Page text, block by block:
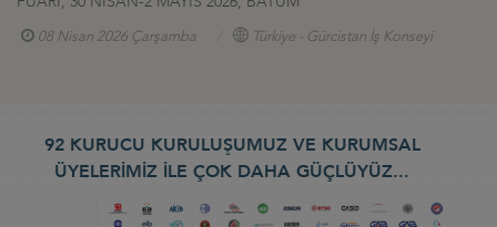
08 Nisan 2026 Çarşamba Türkiye - Gürcistan İş Konseyi
92 KURUCU KURULUŞUMUZ VE KURUMSAL
ÜYELERİMİZ İLE ÇOK DAHA GÜÇLÜYÜZ...